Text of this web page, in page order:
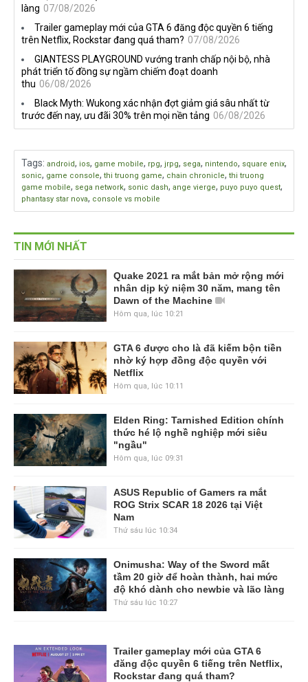
làng 07/08/2026
Trailer gameplay mới của GTA 6 đăng độc quyền 6 tiếng
trên Netflix, Rockstar đang quá tham? 07/08/2026
GIANTESS PLAYGROUND vướng tranh chấp nội bộ, nhà
phát triển tố đồng sự ngầm chiếm đoạt doanh
thu 06/08/2026
Black Myth: Wukong xác nhận đợt giảm giá sâu nhất từ
trước đến nay, ưu đãi 30% trên mọi nền tảng 06/08/2026
Tags: android, ios, game mobile, rpg, jrpg, sega, nintendo, square enix,
sonic, game console, thi truong game, chain chronicle, thi truong
game mobile, sega network, sonic dash, ange vierge, puyo puyo quest,
phantasy star nova, console vs mobile
TIN MỚI NHẤT
Quake 2021 ra mắt bản mở rộng mới
nhân dịp kỷ niệm 30 năm, mang tên
Dawn of the Machine
Hôm qua, lúc 10:21
GTA 6 được cho là đã kiếm bộn tiền
nhờ ký hợp đồng độc quyền với
Netflix
Hôm qua, lúc 10:11
Elden Ring: Tarnished Edition chính
thức hé lộ nghề nghiệp mới siêu
"ngầu"
Hôm qua, lúc 09:31
ASUS Republic of Gamers ra mắt
ROG Strix SCAR 18 2026 tại Việt
Nam
Thứ sáu lúc 10:34
Onimusha: Way of the Sword mất
tầm 20 giờ để hoàn thành, hai mức
độ khó dành cho newbie và lão làng
Thứ sáu lúc 10:27
Trailer gameplay mới của GTA 6
đăng độc quyền 6 tiếng trên Netflix,
Rockstar đang quá tham?